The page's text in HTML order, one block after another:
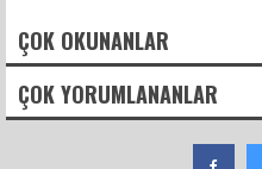
ÇOK OKUNANLAR
ÇOK YORUMLANANLAR